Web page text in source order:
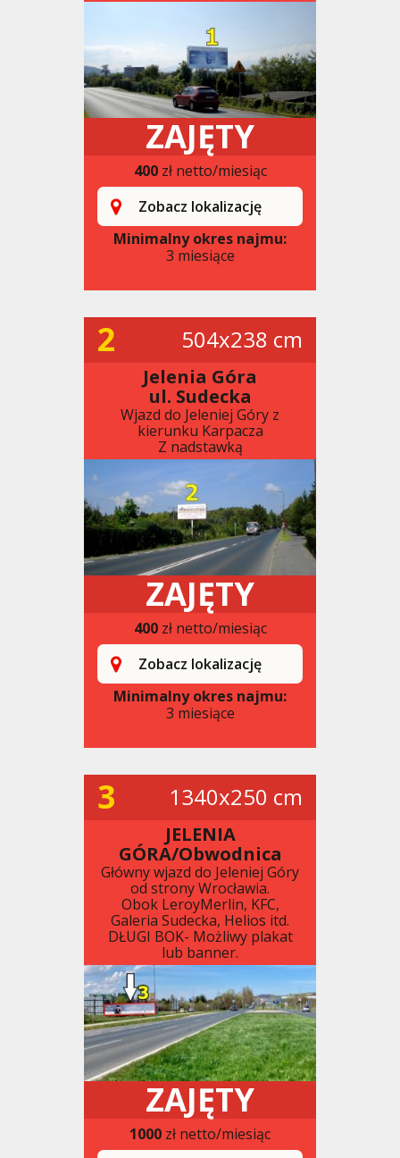
ZAJĘTY
400zł netto/miesiąc
Zobacz lokalizację
Minimalny okres najmu:
3 miesiące
2 504x238 cm
Jelenia Góra
ul. Sudecka
Wjazd do Jeleniej Góry z
kierunku Karpacza
Z nadstawką
ZAJĘTY
400zł netto/miesiąc
Zobacz lokalizację
Minimalny okres najmu:
3 miesiące
3 1340x250 cm
JELENIA
GÓRA/Obwodnica
Główny wjazd do Jeleniej Góry
od strony Wrocławia.
Obok LeroyMerlin, KFC,
Galeria Sudecka, Helios itd.
DŁUGI BOK- Możliwy plakat
lub banner.
ZAJĘTY
1000 zł netto/miesiąc